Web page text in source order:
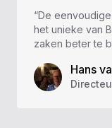
“De
het unieke van
zaken beter te
Hans